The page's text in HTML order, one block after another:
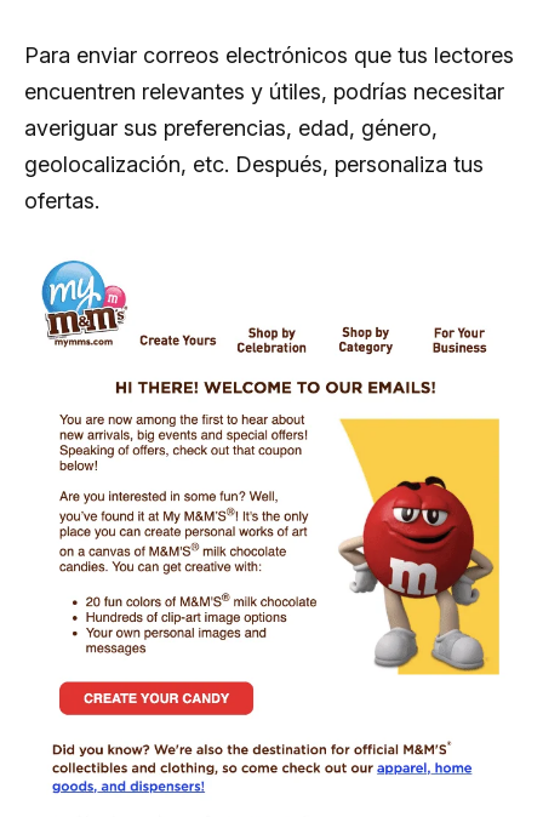
Para enviar correos electrónicos que tus lectores
encuentren relevantes y útiles, podrías necesitar
averiguar sus preferencias, edad, género,
geolocalización, etc. Después, personaliza tus
ofertas.